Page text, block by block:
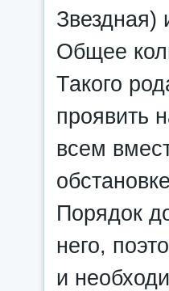
Звездная)
Общее
Такого
проявить
всем
Порядок
него,
и